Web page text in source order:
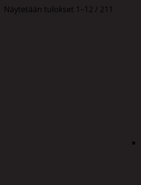
Näytetään tulokset 1–12 / 211